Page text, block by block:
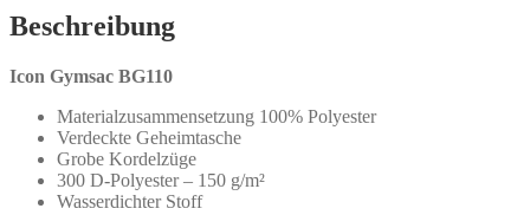
Beschreibung
Icon Gymsac BG110
Materialzusammensetzung 100% Polyester
Verdeckte Geheimtasche
Grobe Kordelzüge
300 D-Polyester – 150 g/m²
Wasserdichter Stoff